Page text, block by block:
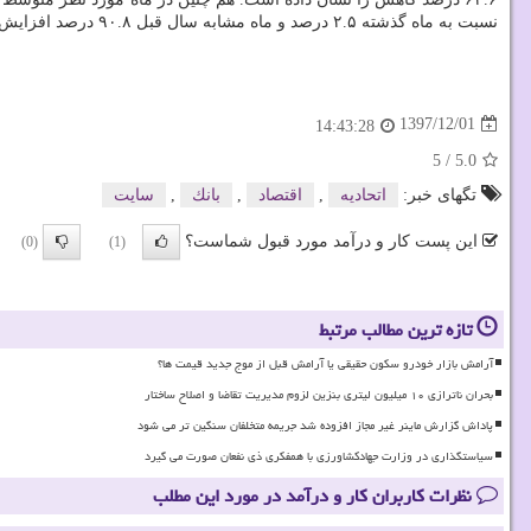
نسبت به ماه گذشته ۲.۵ درصد و ماه مشابه سال قبل ۹۰.۸ درصد افزایش یافته است.
1397/12/01
14:43:28
5.0
/
5
تگهای خبر:
اتحادیه اقتصاد بانك سایت
این پست کار و درآمد مورد قبول شماست؟ (1)
(0)
تازه ترین مطالب مرتبط
آرامش بازار خودرو سکون حقیقی یا آرامش قبل از موج جدید قیمت ها؟
بحران ناترازی ۱۰ میلیون لیتری بنزین لزوم مدیریت تقاضا و اصلاح ساختار
پاداش گزارش ماینر غیر مجاز افزوده شد جریمه متخلفان سنگین تر می شود
سیاستگذاری در وزارت جهادکشاورزی با همفکری ذی نفعان صورت می گیرد
نظرات کاربران کار و درآمد در مورد این مطلب